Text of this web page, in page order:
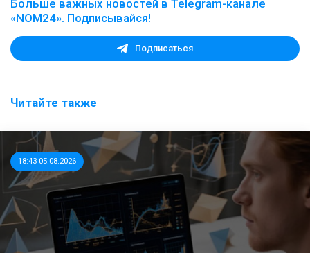
Больше важных новостей в Telegram-канале
«NOM24». Подписывайся!
Подписаться
Читайте также
18:43 05.08.2026